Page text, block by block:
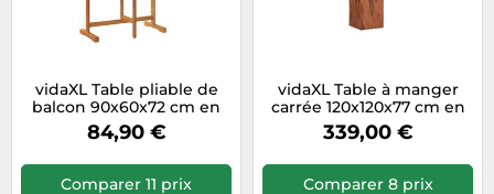
vidaXL Table pliable de
balcon 90x60x72 cm en
bois d'acacia solide
84,90 €
Comparer 11 prix
vidaXL Table à manger
carrée 120x120x77 cm en
acacia massif – Fixe, sans
tiroir
339,00 €
Comparer 8 prix